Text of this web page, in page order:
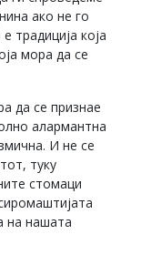
ако не го
традиција која
мора да се
да се признае
алармантна
И не се
туку
стомаци
на нашата